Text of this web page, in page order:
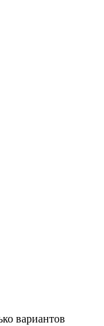
вариантов